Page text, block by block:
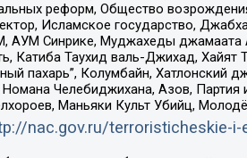
реформ, Общество
Исламское государство,
АУМ Синрике, Муджахеды
Катиба Таухид валь-Джихад, Хайят
пахарь”, Колумбайн, Хатлонский
Челебиджихана, Азов,
Маньяки Культ Убийц,
nac.gov.ru/terroristicheskie-